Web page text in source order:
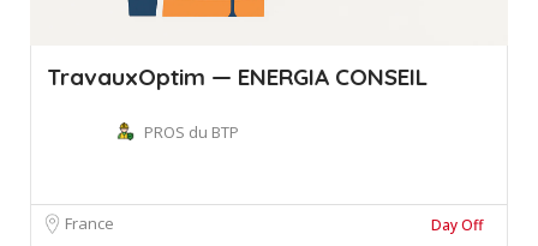
TravauxOptim — ENERGIA CONSEIL
PROS du BTP
France Day Off